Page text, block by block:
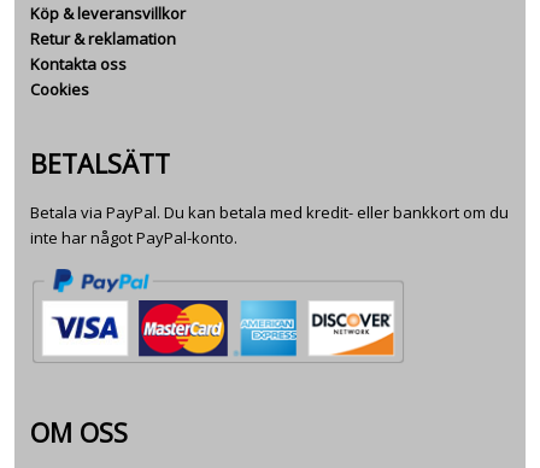
Köp & leveransvillkor
Retur & reklamation
Kontakta oss
Cookies
BETALSÄTT
Betala via PayPal. Du kan betala med kredit- eller bankkort om du
inte har något PayPal-konto.
OM OSS